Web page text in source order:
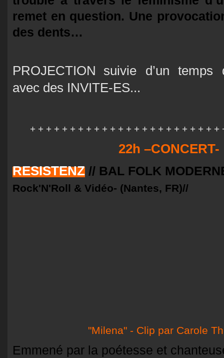
remet en question. Une
des dents…
PROJECTION suivie d’un temps
avec des INVITE-ES...
+ + + + + + + + + + + + + + + + + + + + + + + +
22h –CONCERT-
RESISTENZ // BAL FOLK
Rock'N'Roll & Vidéo- (Nantes, FR)//
"Milena" - Clip par Carole
Emmené par la poétesse et